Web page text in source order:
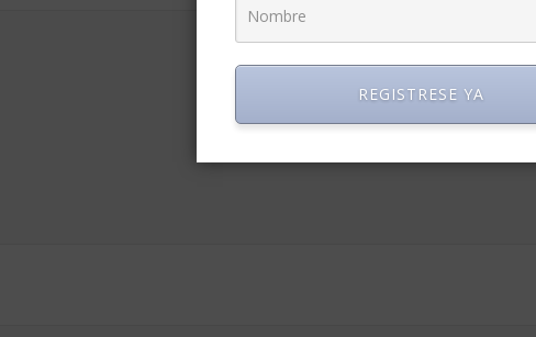
REGISTRESE YA